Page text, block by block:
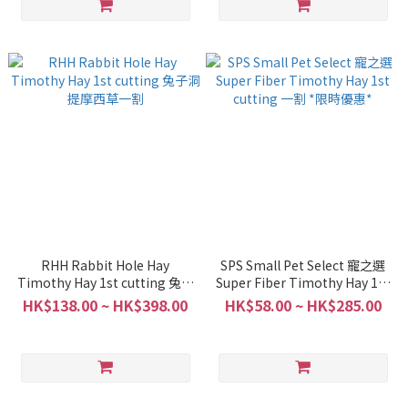
RHH Rabbit Hole Hay
Timothy Hay 1st cutting 兔子
洞提摩西草一割
HK$138.00 ~ HK$398.00
SPS Small Pet Select 寵之選
Super Fiber Timothy Hay 1st
cutting 一割 *限時優惠*
HK$58.00 ~ HK$285.00